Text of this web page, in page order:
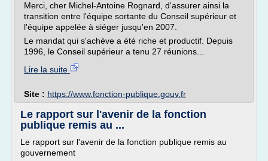
Merci, cher Michel-Antoine Rognard, d'assurer ainsi la
transition entre l'équipe sortante du Conseil supérieur et
l'équipe appelée à siéger jusqu'en 2007.
Le mandat qui s'achève a été riche et productif. Depuis
1996, le Conseil supérieur a tenu 27 réunions...
Lire la suite
Site : https://www.fonction-publique.gouv.fr
Le rapport sur l'avenir de la fonction
publique remis au ...
Le rapport sur l'avenir de la fonction publique remis au
gouvernement